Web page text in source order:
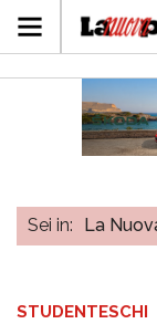
Sei in: La
STUDENTESCHI